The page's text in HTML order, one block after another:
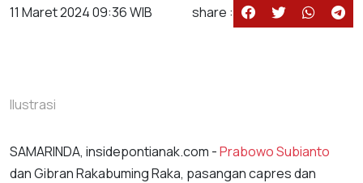
11 Maret 2024 09:36 WIB share :
Ilustrasi
SAMARINDA, insidepontianak.com -Prabowo Subianto
dan Gibran Rakabuming Raka, pasangan capres dan